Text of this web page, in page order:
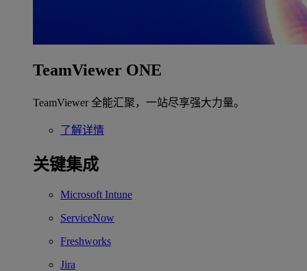
TeamViewer ONE
TeamViewer 全能汇聚，一站尽享强大力量。
了解详情
关键集成
Microsoft Intune
ServiceNow
Freshworks
Jira